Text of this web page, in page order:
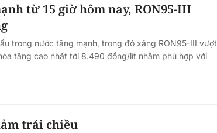
từ 15 giờ hôm nay, RON95-III
trong nước tăng mạnh, trong đó xăng RON95-III vượt
tăng cao nhất tới 8.490 đồng/lít nhằm phù hợp với
trái chiều